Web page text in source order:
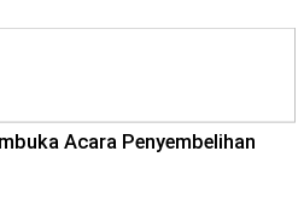
Acara Penyembelihan